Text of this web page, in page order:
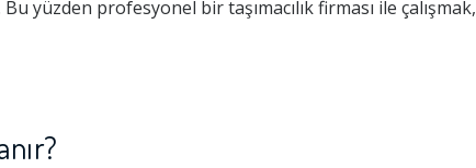
yüzden profesyonel bir taşımacılık firması ile çalışmak,